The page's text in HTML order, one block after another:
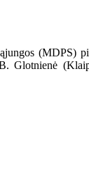
(MDPS)
Glotnienė